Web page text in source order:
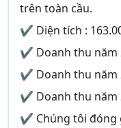
trên toàn cầu.
✔ Diện tích :
✔ Doanh thu năm
✔ Doanh thu năm
✔ Doanh thu năm
✔ Chúng tôi đóng